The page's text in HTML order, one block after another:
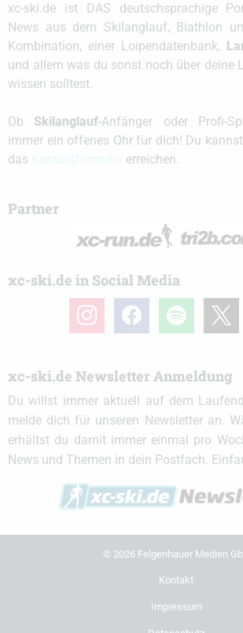
xc-ski.de ist DAS deutschsprachige
News aus dem Skilanglauf, Biathlon
Kombination, einer Loipendatenbank,
und allem was du sonst noch über deine
wissen solltest.
Ob Skilanglauf-Anfänger oder Profi-
immer ein offenes Ohr für dich! Du
das
erreichen.
Partner
xc-ski.de in Social Media
instagramfacebook spotify
xc-ski.de Newsletter Anmeldung
Du willst immer aktuell auf dem
melde dich für unseren Newsletter an.
erhältst du damit immer einmal pro
News und Themen in dein Postfach.
© 2026 Felgenhauer Medien
Kontakt
Impressum